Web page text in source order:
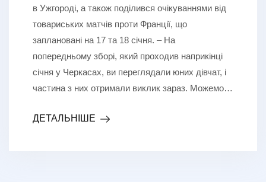
в Ужгороді, а також поділився очікуваннями від
товариських матчів проти Франції, що
заплановані на 17 та 18 січня. – На
попередньому зборі, який проходив наприкінці
січня у Черкасах, ви переглядали юних дівчат, і
частина з них отримали виклик зараз. Можемо…
ДЕТАЛЬНІШЕ